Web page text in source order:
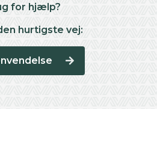
for hjælp?
hurtigste vej: